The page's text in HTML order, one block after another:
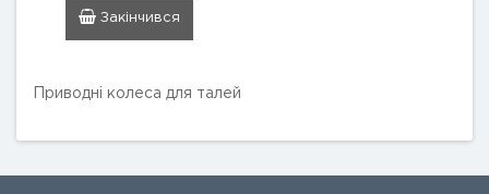
Закінчився
Приводні колеса для талей